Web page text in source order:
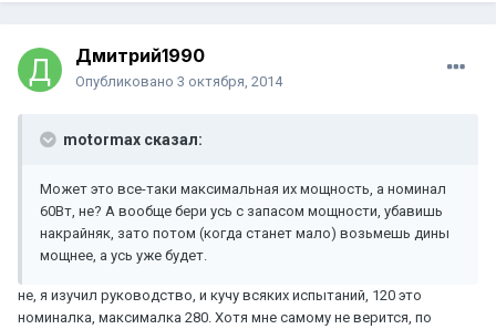
Дмитрий1990
Опубликовано 3 октября, 2014
motormax сказал:
Может это все-таки максимальная их мощность, а номинал
60Вт, не? А вообще бери усь с запасом мощности, убавишь
накрайняк, зато потом (когда станет мало) возьмешь дины
мощнее, а усь уже будет.
не, я изучил руководство, и кучу всяких испытаний, 120 это
номиналка, максималка 280. Хотя мне самому не верится, по